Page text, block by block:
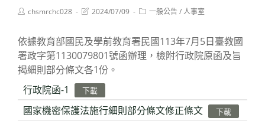
Postchsmrchc028
Post2024/07/09
Post一般公告/人事室
依據教育部國民及學前教育署民國113年7月5日臺教國
署政字第1130079801號函辦理，檢附行政院原函及旨
揭細則部分條文各1份。
行政院函-1
下載
國家機密保護法施行細則部分條文修正條文 下載